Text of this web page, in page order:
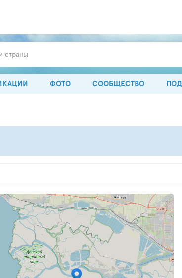
страны
ФОТО СООБЩЕСТВО